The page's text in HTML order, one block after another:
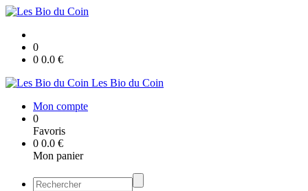
0
0 0.0 €
Les Bio du Coin
Mon compte
0
Favoris
0 0.0 €
Mon panier